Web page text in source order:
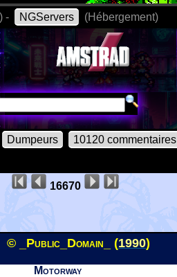
- NGServers (Hébergement)
Dumpeurs 10120 commentaires
16670
© _Public_Domain_ (1990)
Motorway